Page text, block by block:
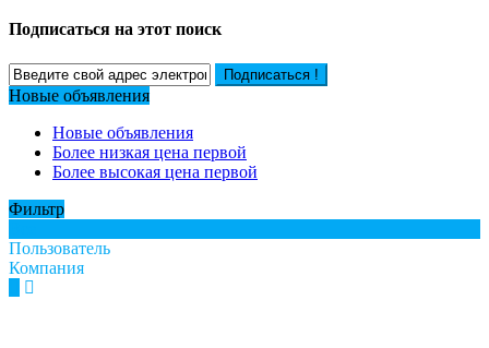
Подписаться на этот поиск
Подписаться !
Новые объявления
Новые объявления
Более низкая цена первой
Более высокая цена первой
Фильтр
Пользователь
Компания